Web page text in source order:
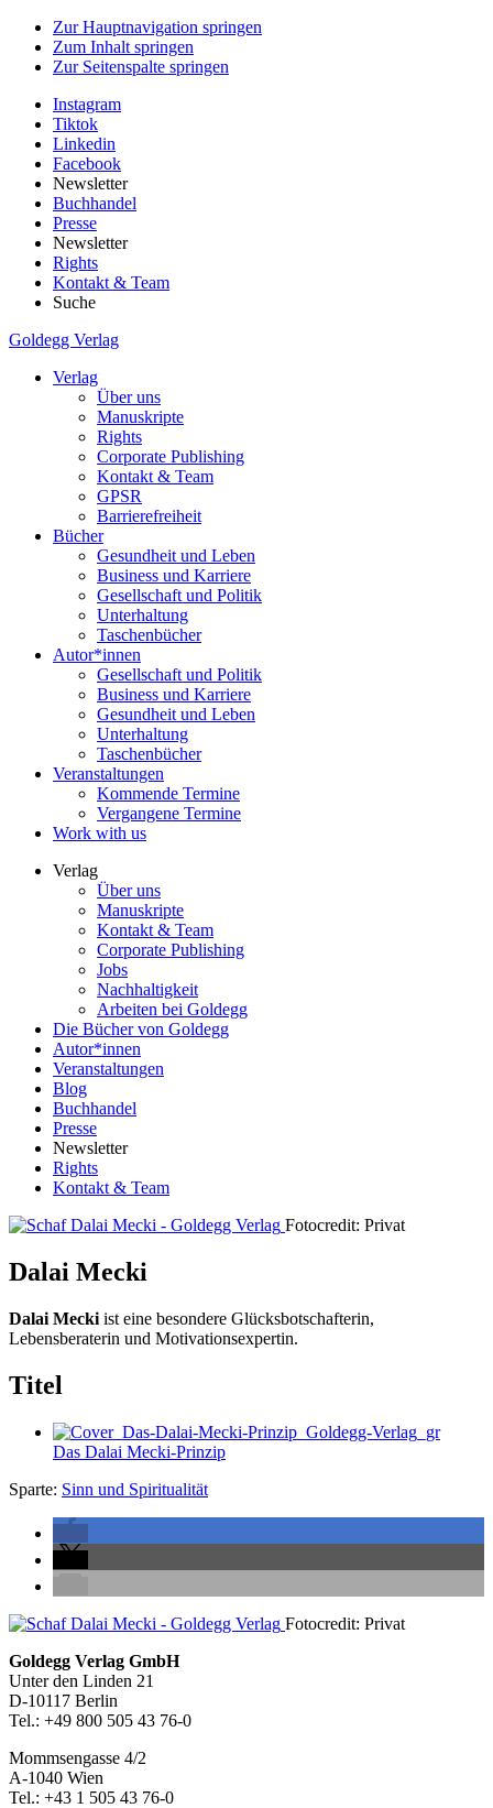
Zur Hauptnavigation springen
Zum Inhalt springen
Zur Seitenspalte springen
Instagram
Tiktok
Linkedin
Facebook
Newsletter
Buchhandel
Presse
Newsletter
Rights
Kontakt & Team
Suche
Goldegg Verlag
Verlag
Über uns
Manuskripte
Rights
Corporate Publishing
Kontakt & Team
GPSR
Barrierefreiheit
Bücher
Gesundheit und Leben
Business und Karriere
Gesellschaft und Politik
Unterhaltung
Taschenbücher
Autor*innen
Gesellschaft und Politik
Business und Karriere
Gesundheit und Leben
Unterhaltung
Taschenbücher
Veranstaltungen
Kommende Termine
Vergangene Termine
Work with us
Verlag
Über uns
Manuskripte
Kontakt & Team
Corporate Publishing
Jobs
Nachhaltigkeit
Arbeiten bei Goldegg
Die Bücher von Goldegg
Autor*innen
Veranstaltungen
Blog
Buchhandel
Presse
Newsletter
Rights
Kontakt & Team
Fotocredit: Privat
Dalai Mecki
Dalai Mecki ist eine besondere Glücksbotschafterin,
Lebensberaterin und Motivationsexpertin.
Titel
Das Dalai Mecki-Prinzip
Sparte: Sinn und Spiritualität
Seitenleiste Fotocredit: Privat
Footer-
Section
Goldegg Verlag GmbH
Unter den Linden 21
D-10117 Berlin
Tel.: +49 800 505 43 76-0
Mommsengasse 4/2
A-1040 Wien
Tel.: +43 1 505 43 76-0